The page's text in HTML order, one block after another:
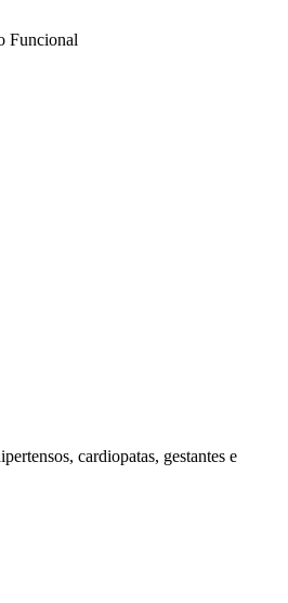
Funcional
cardiopatas, gestantes e